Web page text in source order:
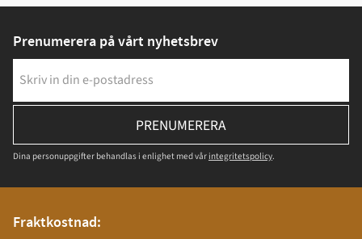
Prenumerera på vårt nyhetsbrev
PRENUMERERA
Dina personuppgifter behandlas i enlighet med vår integritetspolicy.
Fraktkostnad: